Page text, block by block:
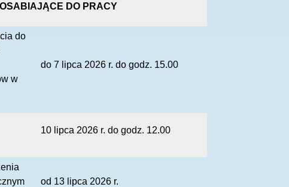
DO PRACY
do
w
do 7 lipca 2026 r. do godz. 15.00
10 lipca 2026 r. do godz. 12.00
od 13 lipca 2026 r.